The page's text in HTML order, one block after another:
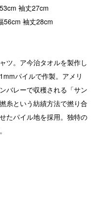
袖丈27cm
56cm 袖丈28cm
ツ。ア今治タオルを製作し
パイルで作製。アメリ
バレーで収穫される「サン
糸という紡績方法で撚り合
たパイル地を採用。独特の